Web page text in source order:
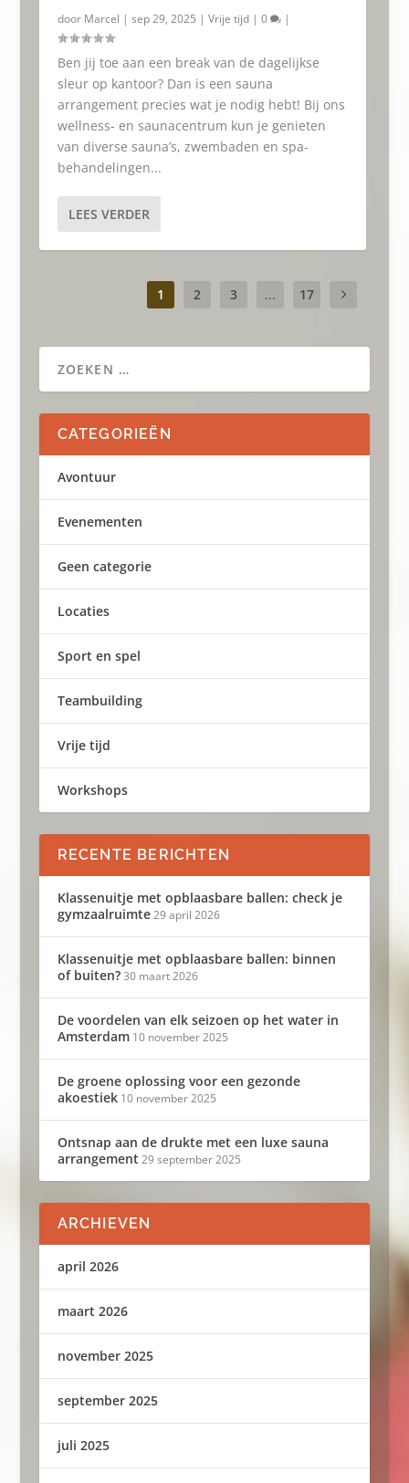
door Marcel | sep 29, 2025 | Vrije tijd| 0 |
Ben jij toe aan een break van de dagelijkse
sleur op kantoor? Dan is een sauna
arrangement precies wat je nodig hebt! Bij ons
wellness- en saunacentrum kun je genieten
van diverse sauna’s, zwembaden en spa-
behandelingen...
LEES VERDER
1 2 3 ... 17
CATEGORIEËN
Avontuur
Evenementen
Geen categorie
Locaties
Sport en spel
Teambuilding
Vrije tijd
Workshops
RECENTE BERICHTEN
Klassenuitje met opblaasbare ballen: check je
gymzaalruimte 29 april 2026
Klassenuitje met opblaasbare ballen: binnen
of buiten? 30 maart 2026
De voordelen van elk seizoen op het water in
Amsterdam 10 november 2025
De groene oplossing voor een gezonde
akoestiek 10 november 2025
Ontsnap aan de drukte met een luxe sauna
arrangement 29 september 2025
ARCHIEVEN
april 2026
maart 2026
november 2025
september 2025
juli 2025